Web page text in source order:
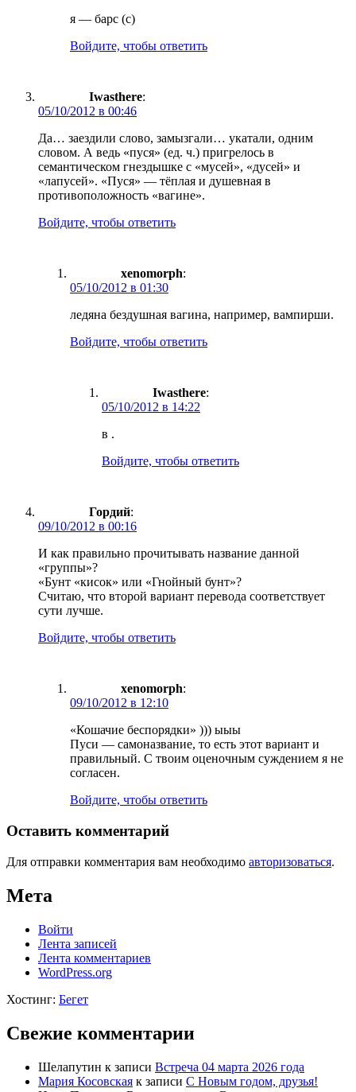
я — барс (с)
Войдите, чтобы ответить
Iwasthere:
05/10/2012 в 00:46
Да… заездили слово, замызгали… укатали, одним
словом. А ведь «пуся» (ед. ч.) пригрелось в
семантическом гнездышке с «мусей», «дусей» и
«лапусей». «Пуся» — тёплая и душевная в
противоположность «вагине».
Войдите, чтобы ответить
xenomorph:
05/10/2012 в 01:30
ледяна бездушная вагина, например, вампирши.
Войдите, чтобы ответить
Iwasthere:
05/10/2012 в 14:22
в .
Войдите, чтобы ответить
Гордий:
09/10/2012 в 00:16
И как правильно прочитывать название данной
«группы»?
«Бунт «кисок» или «Гнойный бунт»?
Считаю, что второй вариант перевода соответствует
сути лучше.
Войдите, чтобы ответить
xenomorph:
09/10/2012 в 12:10
«Кошачие беспорядки» ))) ыыы
Пуси — самоназвание, то есть этот вариант и
правильный. С твоим оценочным суждением я не
согласен.
Войдите, чтобы ответить
Оставить комментарий
Для отправки комментария вам необходимо авторизоваться.
Мета
Войти
Лента записей
Лента комментариев
WordPress.org
Хостинг: Бегет
Свежие комментарии
Шелапутин к записи Встреча 04 марта 2026 года
Мария Косовская к записи С Новым годом, друзья!